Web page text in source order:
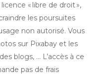
« libre de droit »,
les poursuites
non autorisé. Vous
sur Pixabay et les
blogs, … L’accès à ce
pas de frais